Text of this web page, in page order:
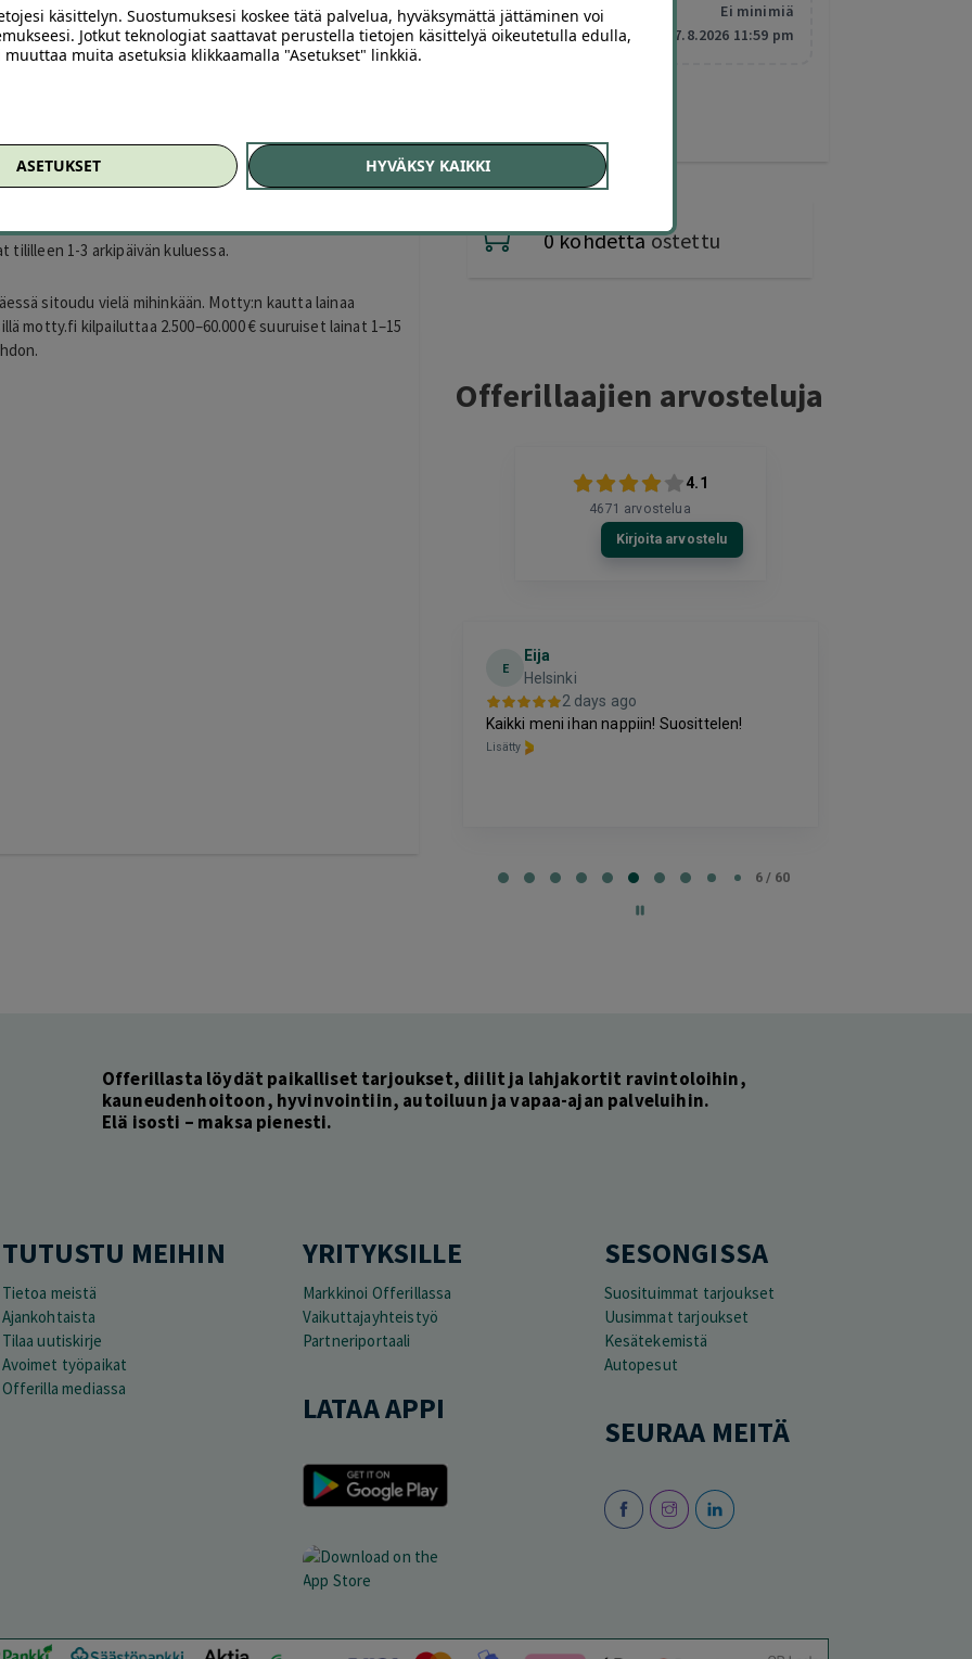
hakea lainaa. Motty vertailee suomalaisten ja
kuluttajalle edullisimman vaihtoehdon. Hakemus
tililleen 1-3 arkipäivän kuluessa.
sitoudu vielä mihinkään. Motty:n kautta lainaa
motty.fi kilpailuttaa 2.500–60.000 € suuruiset lainat 1–15
Minimitilaus:
Ei minimiä
Vanhentuu:
7.8.2026 11:59 pm
0 kohdettaostettu
Offerillaajien arvosteluja
4.1
4671 arvostelua
Kirjoita arvostelu
E
Eija
Helsinki
2 days ago
Kaikki meni ihan nappiin! Suosittelen!
Lisätty
6 / 60
Offerillasta löydät paikalliset tarjoukset, diilit ja lahjakortit ravintoloihin,
kauneudenhoitoon, hyvinvointiin, autoiluun ja vapaa-ajan palveluihin.
Elä isosti – maksa pienesti.
TUTUSTU MEIHIN
Tietoa meistä
Ajankohtaista
Tilaa uutiskirje
Avoimet työpaikat
Offerilla mediassa
YRITYKSILLE
Markkinoi Offerillassa
Vaikuttajayhteistyö
Partneriportaali
LATAA APPI
SESONGISSA
Suosituimmat tarjoukset
Uusimmat tarjoukset
Kesätekemistä
Autopesut
SEURAA MEITÄ
käsittelyn. Suostumuksesi koskee tätä palvelua, hyväksymättä jättäminen voi
Jotkut teknologiat saattavat perustella tietojen käsittelyä oikeutetulla edulla,
muita asetuksia klikkaamalla "Asetukset" linkkiä.
ASETUKSET HYVÄKSY KAIKKI